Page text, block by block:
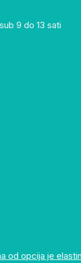
9 do 13 sati
od opcija je